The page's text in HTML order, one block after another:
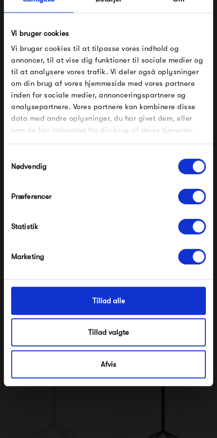
Vi bruger cookies
Vi bruger cookies til at tilpasse vores indhold og
annoncer, til at vise dig funktioner til sociale medier og
til at analysere vores trafik. Vi deler også oplysninger
om din brug af vores hjemmeside med vores partnere
inden for sociale medier, annonceringspartnere og
analysepartnere. Vores partnere kan kombinere disse
data med andre oplysninger, du har givet dem, eller
som de har indsamlet fra din brug af deres tjenester.
Nødvendig
Præferencer
Statistik
Marketing
Tillad alle
Tillad valgte
Afvis
udfolde sig, kommer også til udtryk i Muutos årlige Talent
da der kommer nogle rigtigt flotte designs ud af det.
Muuto Talent Award har blandt andet givet os den smukke
Nerd-stol og den innovative Pull Lamp.
Se alle varer fra Muuto
Produkter fra samme kategori
Muuto Base High Table
Muuto Still Café Table Ø
FÅ 10% PÅ DIN NÆSTE ORDRE
Indtast din e-mail, så sender vi rabatkoden til dig på
mail. Minimumsbeløb er 499 kr. for at indløse
rabatten.
Gælder ikke på produkter fra Fermob, File Under
*Ved at tilmelde dig accepterer du at modtage e-